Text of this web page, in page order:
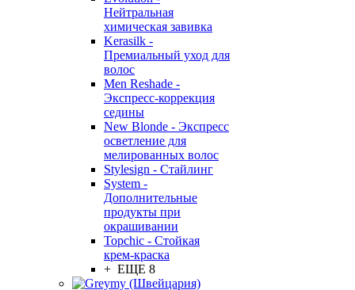
Нейтральная
химическая завивка
Kerasilk -
Премиальный уход для
волос
Men Reshade -
Экспресс-коррекция
седины
New Blonde - Экспресс
осветление для
мелированных волос
Stylesign - Стайлинг
System -
Дополнительные
продукты при
окрашивании
Topchic - Стойкая
крем-краска
+ ЕЩЕ 8